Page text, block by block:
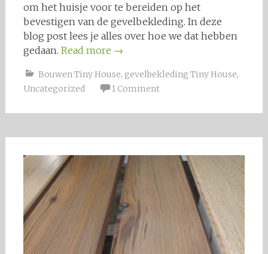
om het huisje voor te bereiden op het
bevestigen van de gevelbekleding. In deze
blog post lees je alles over hoe we dat hebben
gedaan. Read more →
Bouwen Tiny House, gevelbekleding Tiny House,
Uncategorized
1 Comment